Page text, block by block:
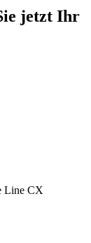
jetzt Ihr
Line CX